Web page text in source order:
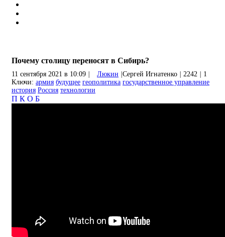
Почему столицу переносят в Сибирь?
11 сентября 2021 в 10:09 Люкин Сергей Игнатенко 2242
1
Ключи: армия будущее геополитика государственное управление
история Россия технологии
П К О Б